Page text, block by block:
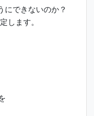
にできないのか？
します。